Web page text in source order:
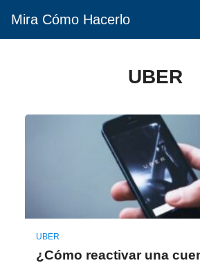
Mira Cómo Hacerlo
UBER
UBER
¿Cómo reactivar una